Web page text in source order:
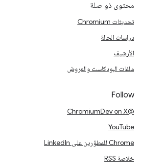
محتوى ذو صلة
تحديثات Chromium
دراسات الحالة
الأرشيف
ملفات البودكاست والعروض
Follow
@ChromiumDev on X
YouTube
Chrome للمطوّرين على LinkedIn
خلاصة RSS